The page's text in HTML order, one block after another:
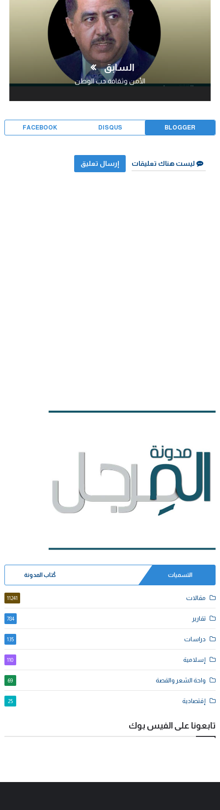
السابق
الأمن وثقافة حب الوطن
BLOGGER
DISQUS
FACEBOOK
ليست هناك تعليقات إرسال تعليق
التسميات كُتاب المدونة
مقالات 11241
تقارير 784
دراسات 135
إسلامية 110
واحة الشعر والقصة 69
إقتصادية 25
تابعونا على الفيس بوك